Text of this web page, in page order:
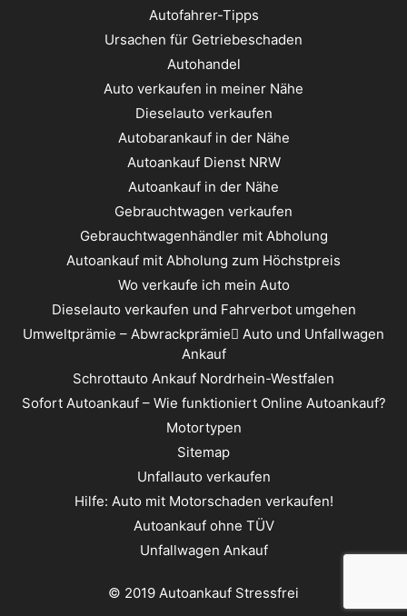
Autofahrer-Tipps
Ursachen für Getriebeschaden
Autohandel
Auto verkaufen in meiner Nähe
Dieselauto verkaufen
Autobarankauf in der Nähe
Autoankauf Dienst NRW
Autoankauf in der Nähe
Gebrauchtwagen verkaufen
Gebrauchtwagenhändler mit Abholung
Autoankauf mit Abholung zum Höchstpreis
Wo verkaufe ich mein Auto
Dieselauto verkaufen und Fahrverbot umgehen
Umweltprämie – Abwrackprämie ِAuto und Unfallwagen
Ankauf
Schrottauto Ankauf Nordrhein-Westfalen
Sofort Autoankauf – Wie funktioniert Online Autoankauf?
Motortypen
Sitemap
Unfallauto verkaufen
Hilfe: Auto mit Motorschaden verkaufen!
Autoankauf ohne TÜV
Unfallwagen Ankauf
© 2019 Autoankauf Stressfrei